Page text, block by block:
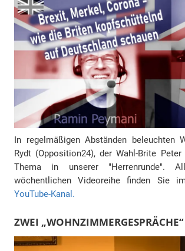
In regelmäßigen Abständen beleuchten
Rydt (Opposition24), der Wahl-Brite
Thema in unserer "Herrenrunde".
wöchentlichen Videoreihe finden Sie
YouTube-Kanal.
ZWEI „WOHNZIMMERGESPRÄCHE“